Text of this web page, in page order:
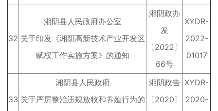
32
湘阴县人民政府办公室
关于印发《湘阴高新技术产业开发区
赋权工作实施方案》的通知
湘阴政办
发
〔2022〕
66号
XYDR-
2022-
01017
33
湘阴县人民政府
关于严厉整治违规放牧和养殖行为的
湘阴政告
〔2020〕
XYDR-
2020-